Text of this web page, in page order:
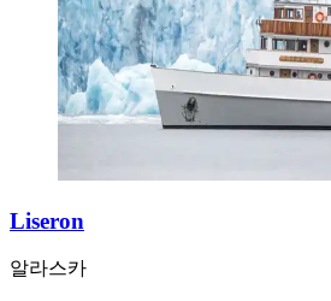
Liseron
알라스카